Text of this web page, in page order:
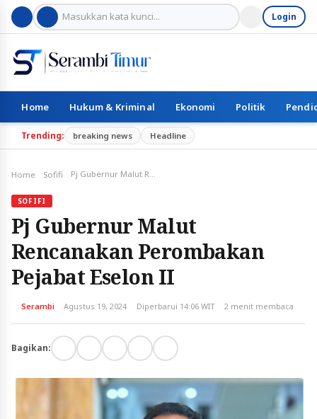
Login
Home Hukum & Kriminal Ekonomi Politik
Trending: breaking news Headline
Home Sofifi Pj Gubernur Malut Rencanakan Perombakan Pejabat Eselon II
SOFIFI
Pj Gubernur Malut
Rencanakan Perombakan
Pejabat Eselon II
Serambi Agustus 19, 2024 Diperbarui 14:06 WIT 2 menit membaca
Bagikan: